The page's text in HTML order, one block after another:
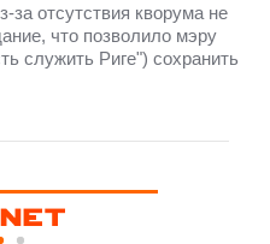
отсутствия кворума не
что позволило мэру
служить Риге") сохранить